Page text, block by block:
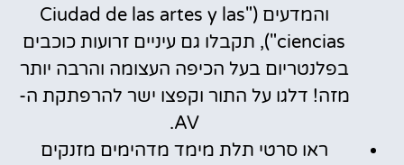
והמדעים ("Ciudad de las artes y las
ciencias"), תקבלו גם עיניים זרועות כוכבים
בפלנטריום בעל הכיפה העצומה והרבה יותר
מזה! דלגו על התור וקפצו ישר להרפתקת ה-
AV.
ראו סרטי תלת מימד מדהימים מזנקים